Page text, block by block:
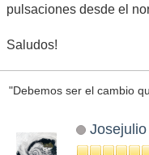
pulsaciones desde el
Saludos!
"Debemos ser el cambio
Josejulio